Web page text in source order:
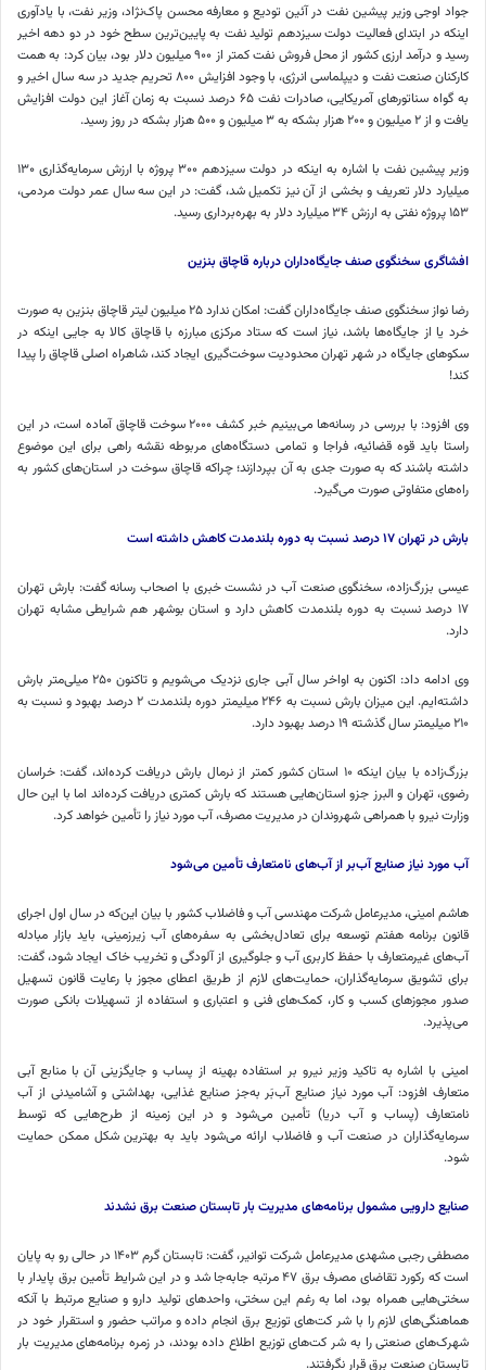
جواد اوجی وزیر پیشین نفت در آئین تودیع و معارفه محسن پاک‌نژاد، وزیر نفت، با یادآوری
اینکه در ابتدای فعالیت دولت سیزدهم تولید نفت به پایین‌ترین سطح خود در دو دهه اخیر
رسید و درآمد ارزی کشور از محل فروش نفت کمتر از ۹۰۰ میلیون دلار بود، بیان کرد: به همت
کارکنان صنعت نفت و دیپلماسی انرژی، با وجود افزایش ۸۰۰ تحریم جدید در سه سال اخیر و
به گواه سناتورهای آمریکایی، صادرات نفت ۶۵ درصد نسبت به زمان آغاز این دولت افزایش
یافت و از ۲ میلیون و ۲۰۰ هزار بشکه به ۳ میلیون و ۵۰۰ هزار بشکه در روز رسید.
وزیر پیشین نفت با اشاره به اینکه در دولت سیزدهم ۳۰۰ پروژه با ارزش سرمایه‌گذاری ۱۳۰
میلیارد دلار تعریف و بخشی از آن نیز تکمیل شد، گفت: در این سه سال عمر دولت مردمی،
۱۵۳ پروژه نفتی به ارزش ۳۴ میلیارد دلار به بهره‌برداری رسید.
افشاگری سخنگوی صنف جایگاه‌داران درباره قاچاق بنزین
رضانواز
سخنگوی صنف جایگاه‌داران گفت: امکان ندارد ۲۵ میلیون لیتر قاچاق بنزین به صورت
خرد یا از جایگاه‌ها باشد، نیاز است که ستاد مرکزی مبارزه با قاچاق کالا به جایی اینکه در
سکوهای جایگاه در شهر تهران محدودیت سوخت‌گیری ایجاد کند، شاهراه اصلی قاچاق را پیدا
کند!
وی افزود: با بررسی در رسانه‌ها می‌بینیم خبر کشف ۲۰۰۰ سوخت قاچاق آماده است، در این
راستا باید قوه قضائیه، فراجا و تمامی دستگاه‌های مربوطه نقشه راهی برای این موضوع
داشته باشند که به صورت جدی به آن بپردازند؛ چراکه قاچاق سوخت در استان‌های کشور به
راه‌های متفاوتی صورت می‌گیرد.
بارش در تهران درصد نسبت به دوره بلندمدت کاهش داشته است
عیسی بزرگ‌زاده، سخنگوی صنعت آب در نشست خبری با اصحاب رسانه گفت: بارش تهران
۱۷ درصد نسبت به دوره بلندمدت کاهش دارد و استان بوشهر هم شرایطی مشابه تهران
دارد.
وی ادامه داد: اکنون به اواخر سال آبی جاری نزدیک می‌شویم و تاکنون ۲۵۰ میلی‌متر بارش
داشته‌ایم. این میزان بارش نسبت به ۲۴۶ میلیمتر دوره بلندمدت ۲ درصد بهبود و نسبت به
۲۱۰ میلیمتر سال گذشته ۱۹ درصد بهبود دارد.
بزرگ‌زاده با بیان اینکه ۱۰ استان کشور کمتر از نرمال بارش دریافت کرده‌اند، گفت: خراسان
رضوی، تهران و البرز جزواستان‌هایی هستند که بارش کمتری دریافت کرده‌اند اما با این حال
وزارت نیرو با همراهی شهروندان در مدیریت مصرف، آب مورد نیاز را تأمین خواهد کرد.
آب مورد نیاز صنایع آب‌بر از آب‌های نامتعارف تأمین می‌شود
هاشم امینی، مدیرعامل شرکت مهندسی آب و فاضلاب کشور با بیان این‌که در سال اول اجرای
قانون برنامه هفتم توسعه برای تعادل‌بخشی به سفره‌های آب زیرزمینی، باید بازار مبادله
آب‌های غیرمتعارف با حفظ کاربری آب و جلوگیری از آلودگی و تخریب خاک ایجاد شود، گفت:
برای تشویق سرمایه‌گذاران، حمایت‌های لازم از طریق اعطای مجوز با رعایت قانون تسهیل
صدور مجوزهای کسب و کار، کمک‌های فنی و اعتباری و استفاده از تسهیلات بانکی صورت
می‌پذیرد.
امینی با اشاره به تاکید وزیر نیرو بر استفاده بهینه از پساب و جایگزینی آن با منابع آبی
متعارف افزود: آب مورد نیاز صنایع آب‌بَر به‌جز صنایع غذایی، بهداشتی و آشامیدنی از آب
نامتعارف (پساب و آب دریا) تأمین می‌شود و در این زمینه از طرح‌هایی که توسط
سرمایه‌گذاران در صنعت آب و فاضلاب ارائه می‌شود باید به بهترین شکل ممکن حمایت
شود.
صنایع دارویی مشمول برنامه‌های مدیریت بار تابستان صنعت برق نشدند
مصطفی رجبی مشهدی مدیرعامل شرکت توانیر، گفت: تابستان گرم ۱۴۰۳ در حالی رو به پایان
است که رکورد تقاضای مصرف برق ۴۷ مرتبه جابه‌جا شد و در این شرایط تأمین برق پایدار با
سختی‌هایی همراه بود، اما به رغم این سختی، واحدهای تولید دارو و صنایع مرتبط با آنکه
هماهنگی‌های لازم را با شر کت‌های توزیع برق انجام داده و مراتب حضور و استقرار خود در
شهرک‌های صنعتی را به شر کت‌های توزیع اطلاع داده بودند، در زمره برنامه‌های مدیریت بار
تابستان صنعت برق قرار نگرفتند.